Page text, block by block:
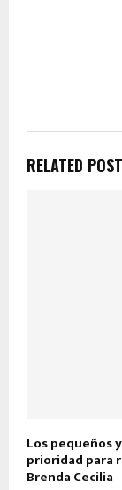
RELATED
Los pequeños
prioridad para
Brenda Cecilia